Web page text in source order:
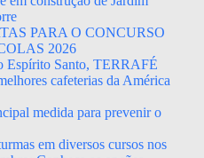
PARA O CONCURSO
2026
Espírito Santo, TERRAFÉ
cafeterias da América
medida para prevenir o
em diversos cursos nos